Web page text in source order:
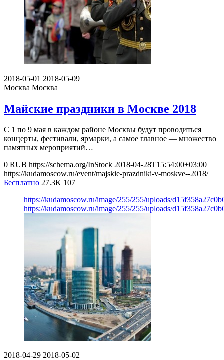
2018-05-01 2018-05-09
Москва Москва
Майские праздники в Москве 2018
С 1 по 9 мая в каждом районе Москвы будут проводиться
концерты, фестивали, ярмарки, а самое главное — множество
памятных мероприятий…
0 RUB https://schema.org/InStock 2018-04-28T15:54:00+03:00
https://kudamoscow.ru/event/majskie-prazdniki-v-moskve--2018/
Бесплатно 27.3K 107
https://kudamoscow.ru/image/255/255/uploads/
https://kudamoscow.ru/image/255/255/uploads/
2018-04-29 2018-05-02